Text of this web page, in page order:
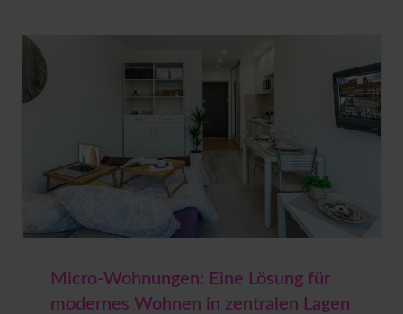
Micro-Wohnungen: Eine Lösung für
modernes Wohnen in zentralen Lagen